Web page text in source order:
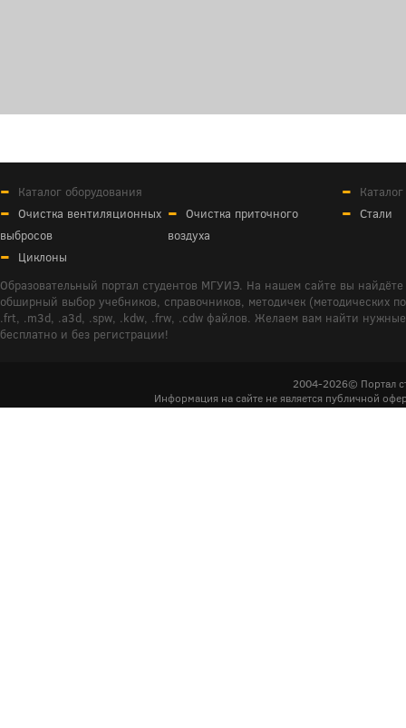
Каталог оборудования
Очистка вентиляционных
выбросов
Очистка приточного
воздуха
Циклоны
Стали
Образовательный портал студентов МГУИЭ. На нашем сайте вы
обширный выбор учебников, справочников, методичек (методических
.frt, .m3d, .a3d, .spw, .kdw, .frw, .cdw файлов. Желаем вам найти
бесплатно и без регистрации!
2004-2026© Портал
Информация на сайте не является публичной